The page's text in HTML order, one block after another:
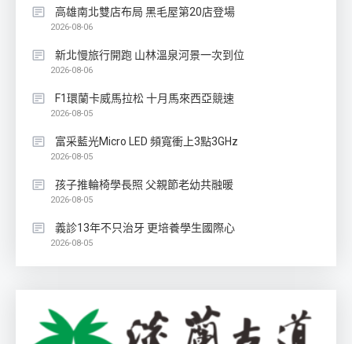
高雄南北雙店布局 黑毛屋第20店登場
2026-08-06
新北慢旅行開跑 山林溫泉河景一次到位
2026-08-06
F1環蘭卡威馬拉松 十月馬來西亞競速
2026-08-05
富采藍光Micro LED 頻寬衝上3點3GHz
2026-08-05
孩子推輪椅學長照 父親節老幼共融暖
2026-08-05
義診13年不只治牙 更培養學生國際心
2026-08-05